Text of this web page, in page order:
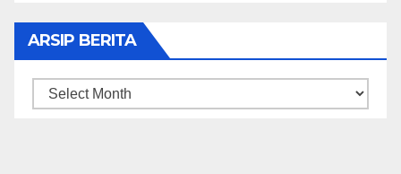
ARSIP BERITA
ARSIP